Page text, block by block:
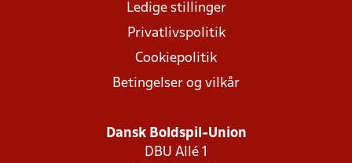
Ledige stillinger
Privatlivspolitik
Cookiepolitik
Betingelser og vilkår
Dansk Boldspil-Union
DBU Allé 1